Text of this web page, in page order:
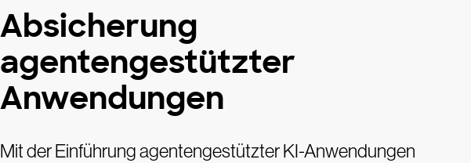
Absicherung
agentengestützter
Anwendungen
Mit der Einführung agentengestützter KI-Anwendungen